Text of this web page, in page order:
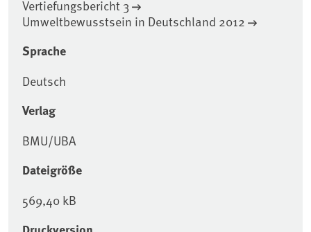
Vertiefungsbericht 3
Umweltbewusstsein in Deutschland 2012
Sprache
Deutsch
Verlag
BMU/UBA
Dateigröße
569,40 kB